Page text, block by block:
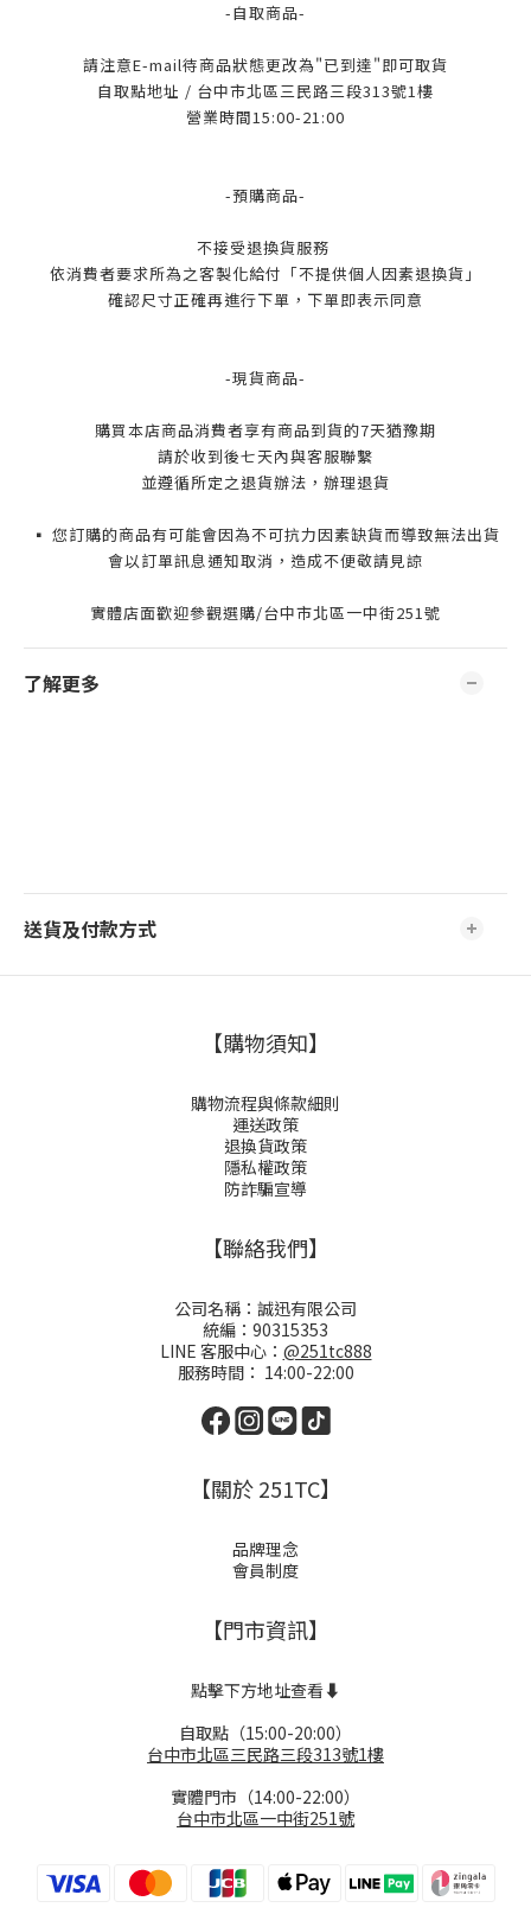
-自取商品-
請注意E-mail待商品狀態更改為"已到達"即可取貨
自取點地址 / 台中市北區三民路三段313號1樓
營業時間15:00-21:00
-預購商品-
不接受退換貨服務
依消費者要求所為之客製化給付「不提供個人因素退換貨」
確認尺寸正確再進行下單，下單即表示同意
-現貨商品-
購買本店商品消費者享有商品到貨的7天猶豫期
請於收到後七天內與客服聯繫
並遵循所定之退貨辦法，辦理退貨
▪️ 您訂購的商品有可能會因為不可抗力因素缺貨而導致無法出貨
會以訂單訊息通知取消，造成不便敬請見諒
實體店面歡迎參觀選購/台中市北區一中街251號
了解更多
送貨及付款方式
【購物須知】
購物流程與條款細則
運送政策
退換貨政策
隱私權政策
防詐騙宣導
【聯絡我們】
公司名稱：誠迅有限公司
統編：90315353
LINE 客服中心： @251tc888
服務時間： 14:00-22:00
【關於 251TC】
品牌理念
會員制度
【門市資訊】
點擊下方地址查看⬇️
自取點（15:00-20:00）
台中市北區三民路三段313號1樓
實體門市（14:00-22:00）
台中市北區一中街251號